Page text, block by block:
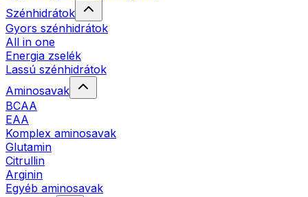
Szénhidrátok
Gyors szénhidrátok
All in one
Energia zselék
Lassú szénhidrátok
Aminosavak
BCAA
EAA
Komplex aminosavak
Glutamin
Citrullin
Arginin
Egyéb aminosavak